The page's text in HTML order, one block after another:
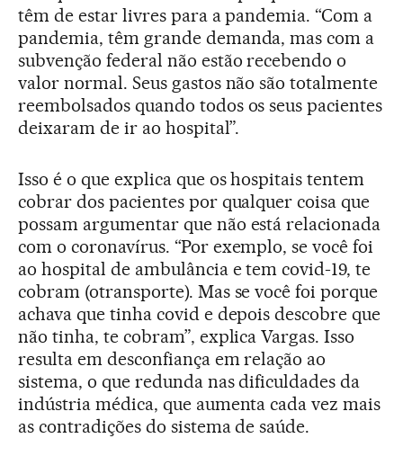
têm de estar livres para a pandemia. “Com a
pandemia, têm grande demanda, mas com a
subvenção federal não estão recebendo o
valor normal. Seus gastos não são totalmente
reembolsados quando todos os seus pacientes
deixaram de ir ao hospital”.
Isso é o que explica que os hospitais tentem
cobrar dos pacientes por qualquer coisa que
possam argumentar que não está relacionada
com o coronavírus. “Por exemplo, se você foi
ao hospital de ambulância e tem covid-19, te
cobram (otransporte). Mas se você foi porque
achava que tinha covid e depois descobre que
não tinha, te cobram”, explica Vargas. Isso
resulta em desconfiança em relação ao
sistema, o que redunda nas dificuldades da
indústria médica, que aumenta cada vez mais
as contradições do sistema de saúde.